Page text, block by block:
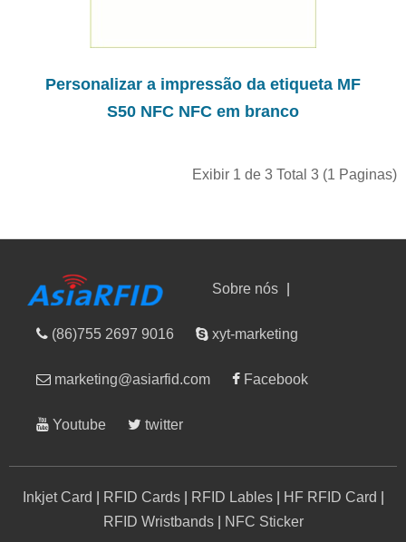
Personalizar a impressão da etiqueta MF
S50 NFC NFC em branco
Exibir 1 de 3 Total 3 (1 Paginas)
Sobre nós
(86)755 2697 9016 xyt-marketing
marketing@asiarfid.com Facebook
Youtube twitter
Inkjet Card RFID Cards| RFID Lables| HF RFID Card
RFID Wristbands| NFC Sticker